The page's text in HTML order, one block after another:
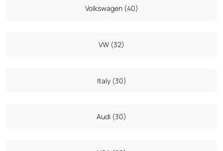
Volkswagen (40)
VW (32)
Italy (30)
Audi (30)